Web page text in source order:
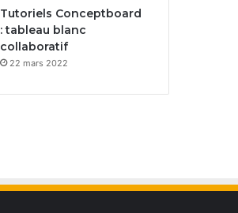
Tutoriels Conceptboard
: tableau blanc
collaboratif
22 mars 2022